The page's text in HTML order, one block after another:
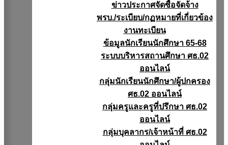
ข่าวประกาศจัดซื้อจัดจ้าง
พรบ./ระเบียบ/กฏหมายที่เกี่ยวข้อง
งานทะเบียน
ข้อมูลนักเรียนนักศึกษา 65-68
ระบบบริหารสถานศึกษา ศธ.02
ออนไลน์
กลุ่มนักเรียนนักศึกษา/ผู้ปกครอง
ศธ.02 ออนไลน์
กลุ่มครูและครูที่ปรึกษา ศธ.02
ออนไลน์
กลุ่มบุคลากร/เจ้าหน้าที่ ศธ.02